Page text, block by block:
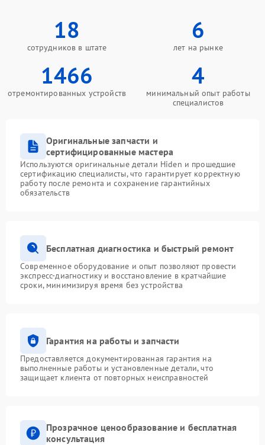
18
сотрудников в штате
6
лет на рынке
1466
отремонтированных устройств
4
минимальный опыт работы
специалистов
Оригинальные запчасти и
сертифицированные мастера
Используются оригинальные детали Hiden и прошедшие
сертификацию специалисты, что гарантирует корректную
работу после ремонта и сохранение гарантийных
обязательств
Бесплатная диагностика и быстрый ремонт
Современное оборудование и опыт позволяют провести
экспресс-диагностику и восстановление в кратчайшие
сроки, минимизируя время без устройства
Гарантия на работы и запчасти
Предоставляется документированная гарантия на
выполненные работы и установленные детали, что
защищает клиента от повторных неисправностей
Прозрачное ценообразование и бесплатная
консультация